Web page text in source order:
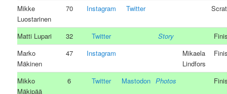
Mikke
Luostarinen
70 Instagram Twitter
Matti Lupari 32 Twitter Story
Marko
Mäkinen
47 Instagram
Mikaela
Lindfors
Mikko
Mäkipää
6 Twitter Mastodon Photos